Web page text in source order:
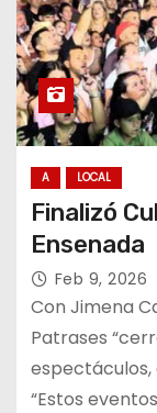
A LOCAL
Finalizó
Ensenada
Feb 9, 2026
Con Jimena
Patrases
“Estos